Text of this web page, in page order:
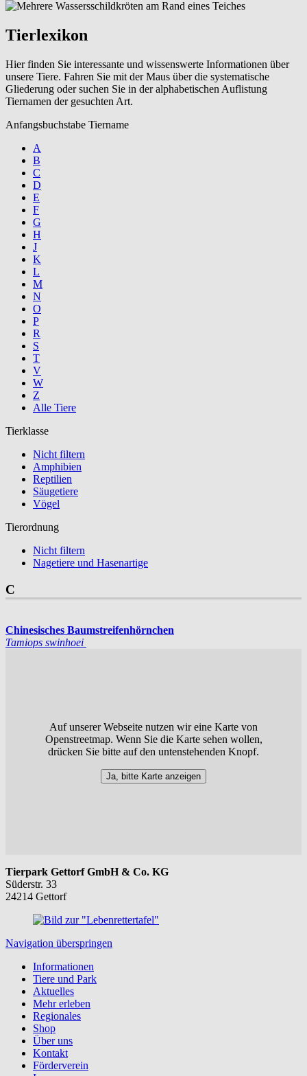
Tierlexikon
Hier finden Sie interessante und wissenswerte Informationen über
unsere Tiere. Fahren Sie mit der Maus über die systematische
Gliederung oder suchen Sie in der alphabetischen Auflistung
Tiernamen der gesuchten Art.
Anfangsbuchstabe Tiername
A
B
C
D
E
F
G
H
J
K
L
M
N
O
P
R
S
T
V
W
Z
Alle Tiere
Tierklasse
Nicht filtern
Amphibien
Reptilien
Säugetiere
Vögel
Tierordnung
Nicht filtern
Nagetiere und Hasenartige
C
Chinesisches Baumstreifenhörnchen
Tamiops swinhoei
Auf unserer Webseite nutzen wir eine Karte von
Openstreetmap. Wenn Sie die Karte sehen wollen,
drücken Sie bitte auf den untenstehenden Knopf.
Ja, bitte Karte anzeigen
Tierpark Gettorf GmbH & Co. KG
Süderstr. 33
24214 Gettorf
Navigation überspringen
Informationen
Tiere und Park
Aktuelles
Mehr erleben
Regionales
Shop
Über uns
Kontakt
Förderverein